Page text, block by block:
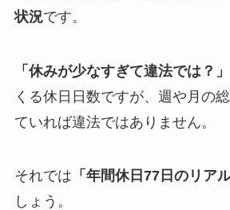
状況です。
「休みが少なすぎて違法では？」
くる休日日数ですが、週や月の
ていれば違法ではありません。
それでは 「年間休日77日のリアル
しょう。